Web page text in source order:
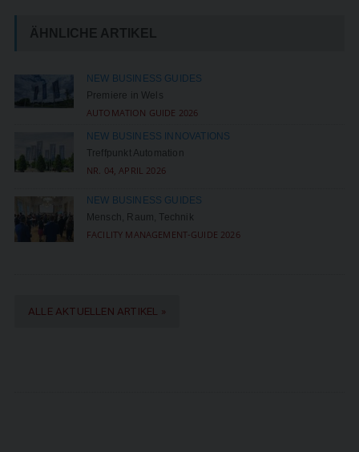
ÄHNLICHE ARTIKEL
NEW BUSINESS GUIDES
Premiere in Wels
AUTOMATION GUIDE 2026
NEW BUSINESS INNOVATIONS
Treffpunkt Automation
NR. 04, APRIL 2026
NEW BUSINESS GUIDES
Mensch, Raum, Technik
FACILITY MANAGEMENT-GUIDE 2026
ALLE AKTUELLEN ARTIKEL »